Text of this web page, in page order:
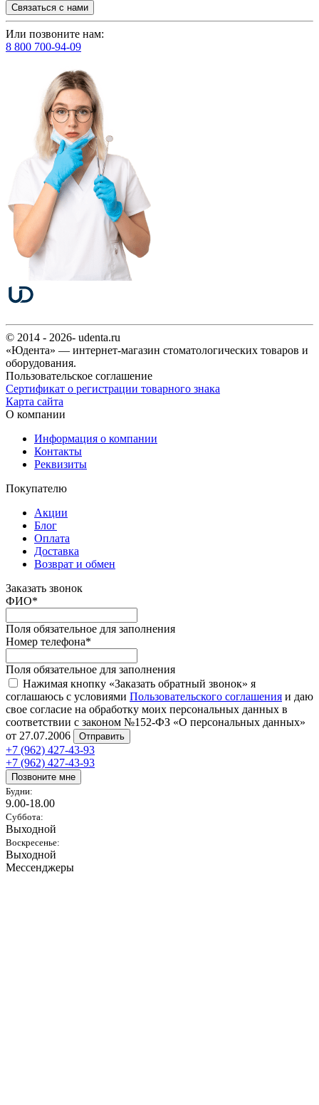
Связаться с нами
Или позвоните нам:
8 800 700-94-09
© 2014 - 2026- udenta.ru
«Юдента» — интернет-магазин стоматологических товаров и
оборудования.
Пользовательское соглашение
Сертификат о регистрации товарного знака
Карта сайта
О компании
Информация о компании
Контакты
Реквизиты
Покупателю
Акции
Блог
Оплата
Доставка
Возврат и обмен
Заказать звонок
ФИО*
Поля обязательное для заполнения
Номер телефона*
Поля обязательное для заполнения
Нажимая кнопку «Заказать обратный звонок» я
соглашаюсь с условиями Пользовательского соглашения и даю
свое согласие на обработку моих персональных данных в
соответствии с законом №152-ФЗ «О персональных данных»
от 27.07.2006
Отправить
+7 (962) 427-43-93
+7 (962) 427-43-93
Позвоните мне
Будни:
9.00-18.00
Суббота:
Выходной
Воскресенье:
Выходной
Мессенджеры